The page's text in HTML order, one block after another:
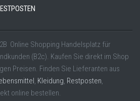
Online Shopping Handelsplatz für
(B2c). Kaufen Sie direkt im Shop
Preisen. Finden Sie Lieferanten aus
Kleidung Restposten
online bestellen.